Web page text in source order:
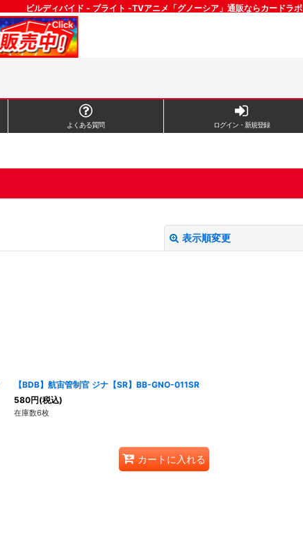
ビルディバイド - ブライト -TVアニメ「グノーシア」通販ならカードラボ
よくある質問 ログイン・新規登録
表示順変更
【BDB】航宙管制官 ジナ【SR】BB-GNO-011SR
580円(税込)
在庫数6枚
カートに入れる